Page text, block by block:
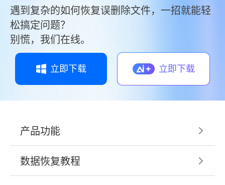
遇到复杂的如何恢复误删除文件，一招就能轻
松搞定问题？
别慌，我们在线。
立即下载 立即下载
产品功能
数据恢复教程